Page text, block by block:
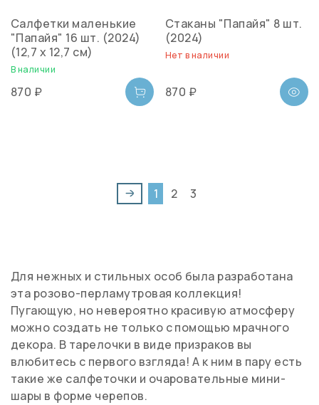
Салфетки маленькие
"Папайя" 16 шт. (2024)
(12,7 x 12,7 см)
В наличии
870 ₽
Стаканы "Папайя" 8 шт.
(2024)
Нет в наличии
870 ₽
1 2 3
Для нежных и стильных особ была разработана
эта розово-перламутровая коллекция!
Пугающую, но невероятно красивую атмосферу
можно создать не только с помощью мрачного
декора. В тарелочки в виде призраков вы
влюбитесь с первого взгляда! А к ним в пару есть
такие же салфеточки и очаровательные мини-
шары в форме черепов.